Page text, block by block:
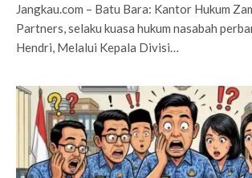
Jangkau.com – Batu Bara: Kantor Hukum
Partners, selaku kuasa hukum nasabah
Hendri, Melalui Kepala Divisi…